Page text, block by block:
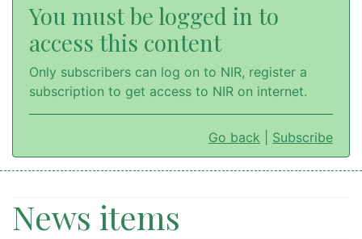
You must be logged in to
access this content
Only subscribers can log on to NIR, register a
subscription to get access to NIR on internet.
Go back Subscribe
News items